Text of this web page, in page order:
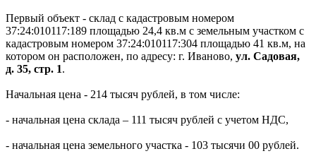
Первый объект - склад с кадастровым номером
37:24:010117:189 площадью 24,4 кв.м с земельным участком с
кадастровым номером 37:24:010117:304 площадью 41 кв.м, на
котором он расположен, по адресу: г. Иваново, ул. Садовая,
д. 35, стр. 1.
Начальная цена - 214 тысяч рублей, в том числе:
- начальная цена склада – 111 тысяч рублей с учетом НДС,
- начальная цена земельного участка - 103 тысячи 00 рублей.